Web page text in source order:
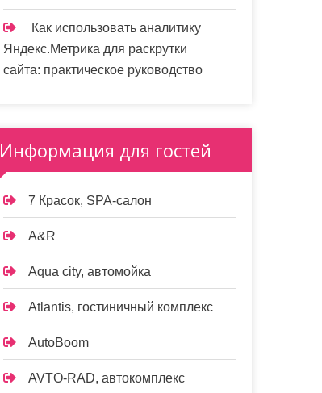
Как использовать аналитику
Яндекс.Метрика для раскрутки
сайта: практическое руководство
Информация для гостей
7 Красок, SPA-салон
A&R
Aqua city, автомойка
Atlantis, гостиничный комплекс
AutoBoom
AVTO-RAD, автокомплекс